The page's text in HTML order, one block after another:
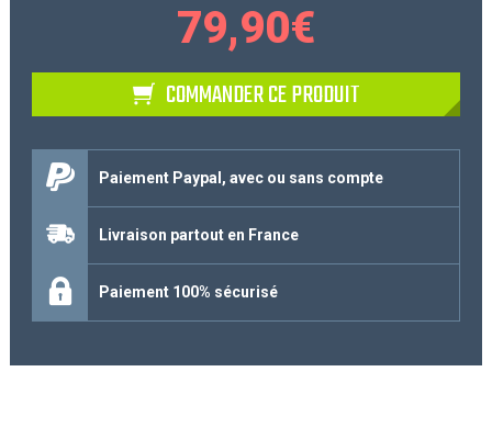
79,90€
COMMANDER CE PRODUIT
Paiement Paypal, avec ou sans compte
Livraison partout en France
Paiement 100% sécurisé